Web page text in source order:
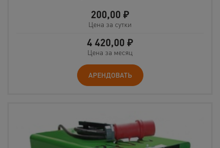
200,00 ₽
Цена за сутки
4 420,00 ₽
Цена за месяц
АРЕНДОВАТЬ